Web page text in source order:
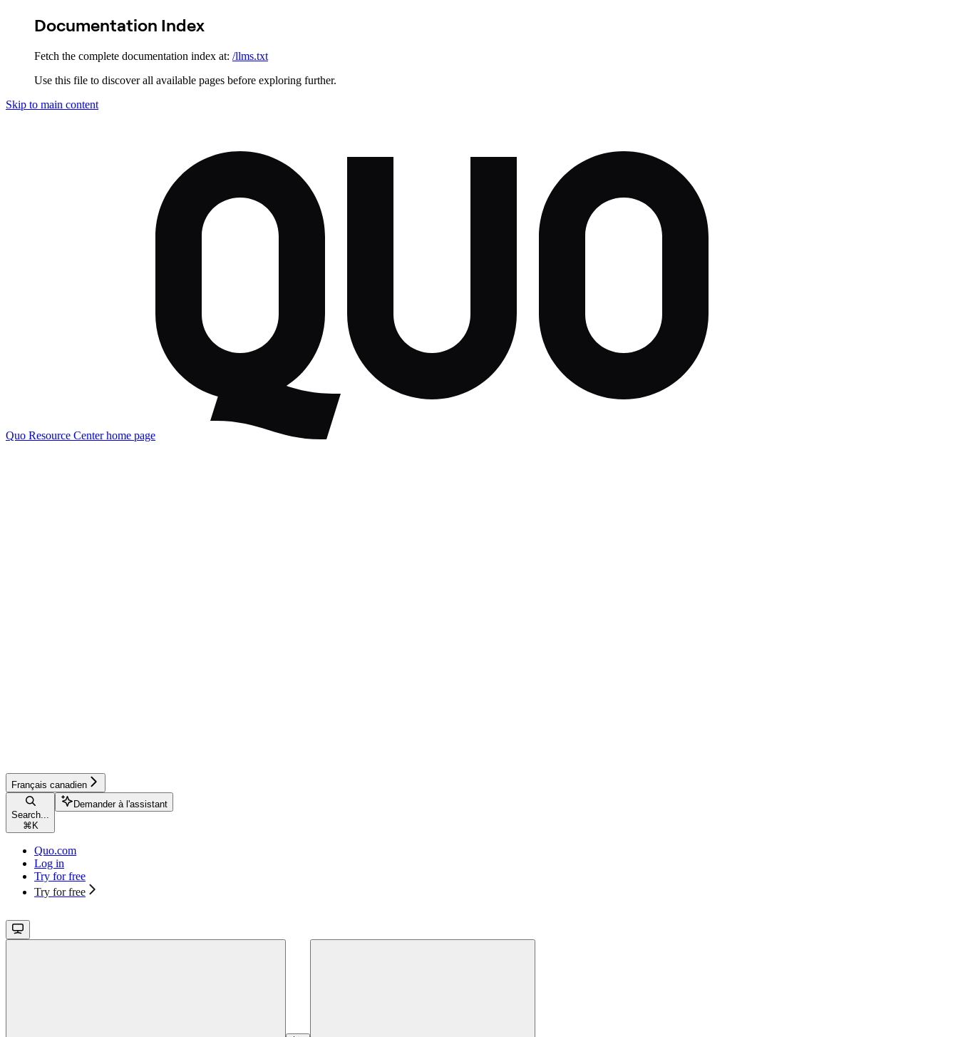
Documentation Index
Fetch the complete documentation index at: /llms.txt
Use this file to discover all available pages before exploring further.
Skip to main content
Quo Resource Centerhome page
Français canadien
Search...
⌘ K
Demander à l'assistant
Quo.com
Log in
Try for free
Try for free